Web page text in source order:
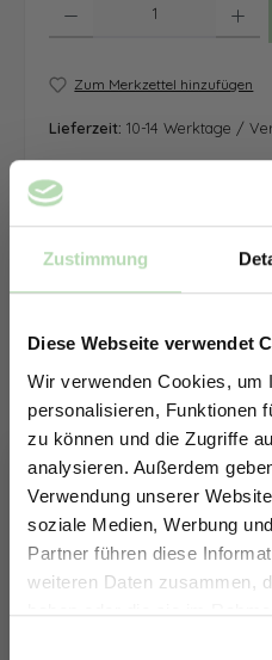
Zustimmung
Diese Webseite verwendet
Wir verwenden Cookies, um
personalisieren, Funktionen
zu können und die Zugriffe
analysieren. Außerdem
Verwendung unserer
soziale Medien, Werbung
Partner führen diese
weiteren Daten zusammen,
haben oder die sie im
Zum Merkzettel hinzufügen
Lieferzeit: 10-14 Werktage /
ERHALTE
DEINE